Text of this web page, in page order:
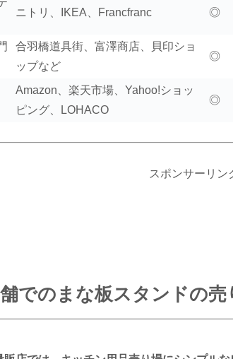
ニトリ、IKEA、Francfranc ◎
合羽橋道具街、富澤商店、貝印ショ
ップなど
◎
Amazon、楽天市場、Yahoo!ショッ
ピング、LOHACO
◎
スポンサーリン
でのまな板スタンドの売